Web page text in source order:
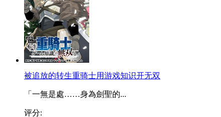
被追放的转生重骑士用游戏知识开无双
「一無是處……身為劍聖的...
评分: